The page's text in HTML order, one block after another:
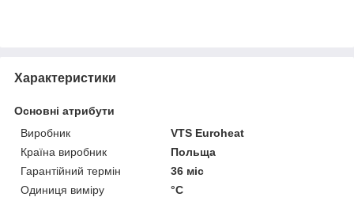
Характеристики
Основні атрибути
Виробник
VTS Euroheat
Країна виробник
Польща
Гарантійний термін
36 міс
Одиниця виміру
°С